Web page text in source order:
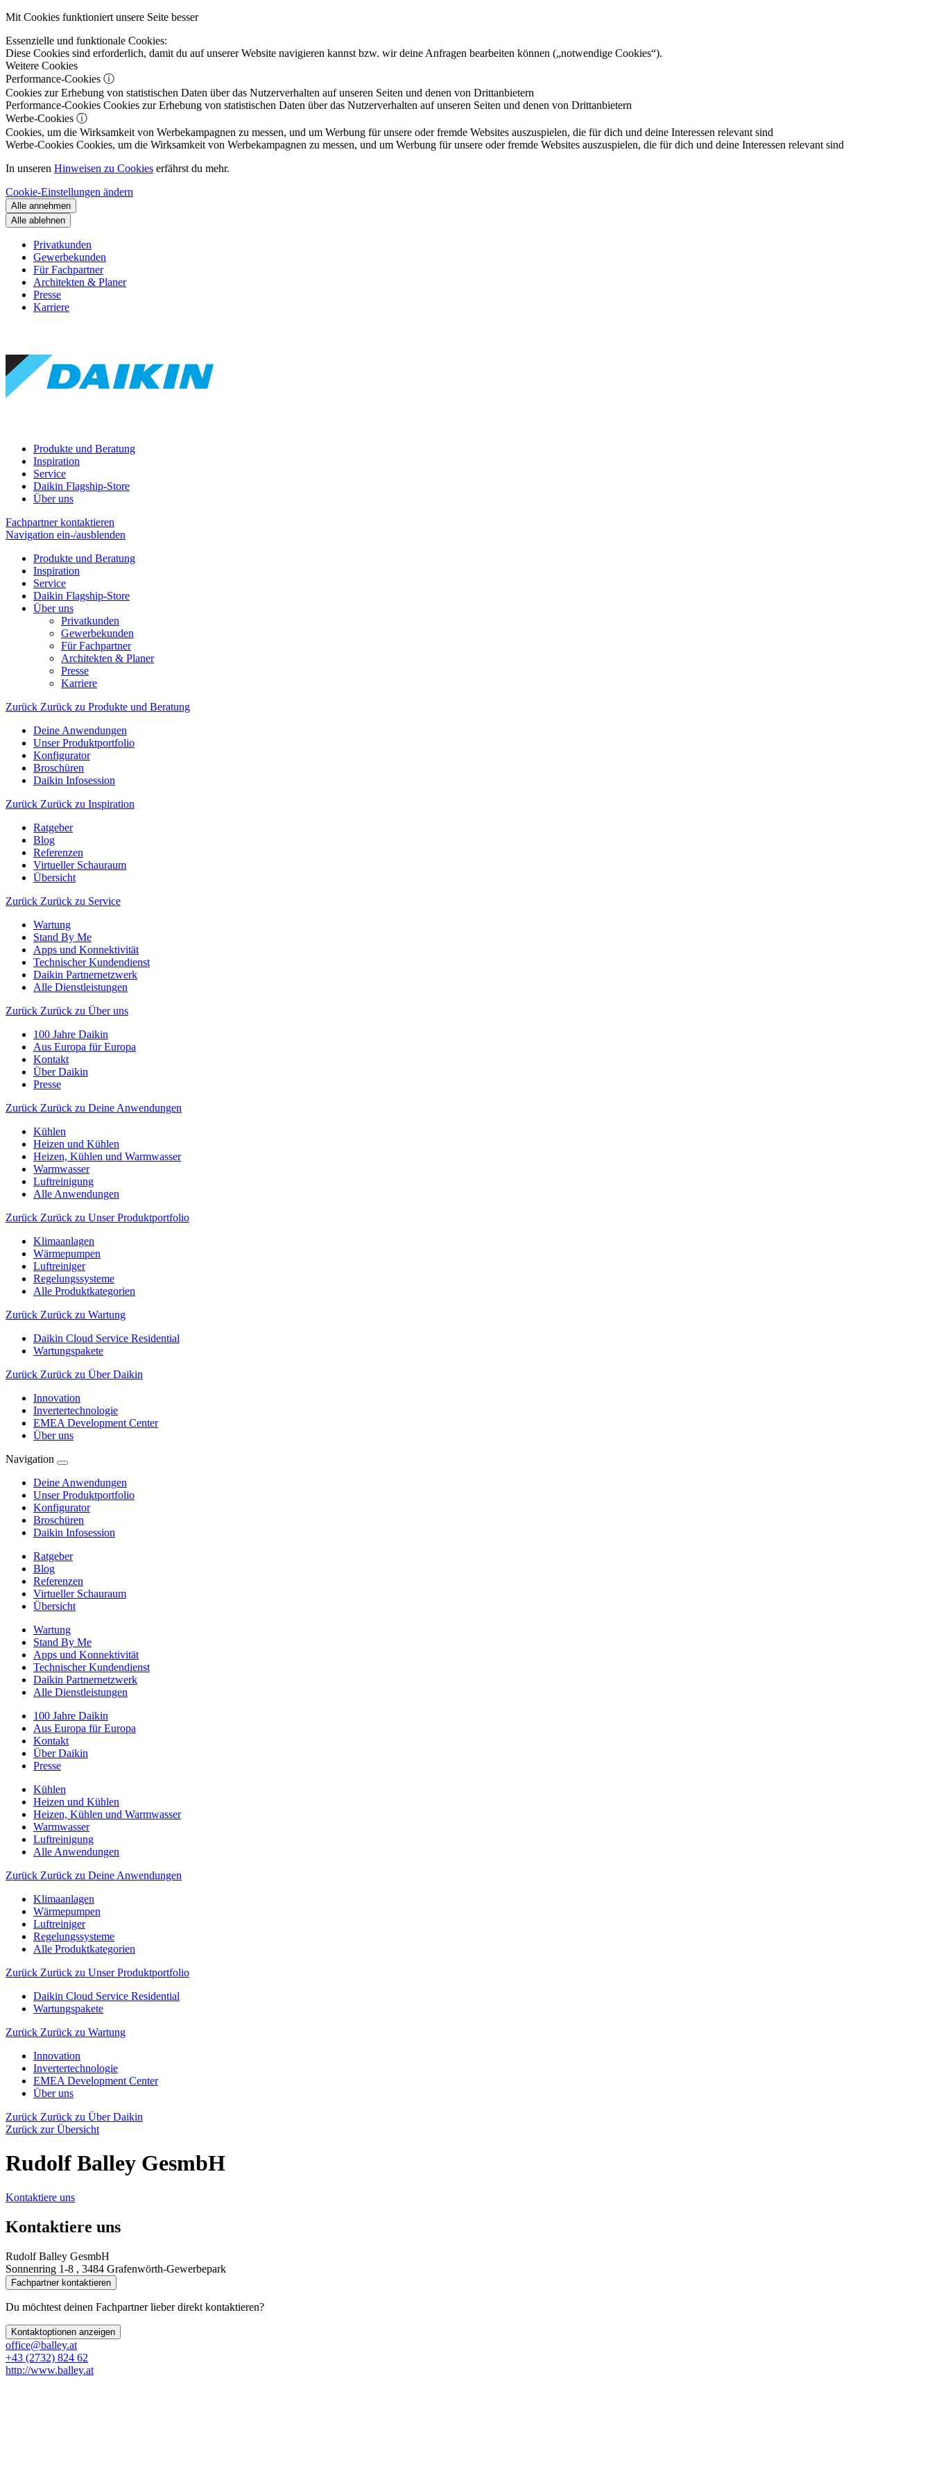
Mit Cookies funktioniert unsere Seite besser
Essenzielle und funktionale Cookies:
Diese Cookies sind erforderlich, damit du auf unserer Website navigieren kannst bzw. wir deine Anfragen bearbeiten können („notwendige Cookies“).
Weitere Cookies
Performance-Cookies ⓘ
Cookies zur Erhebung von statistischen Daten über das Nutzerverhalten auf unseren Seiten und denen von Drittanbietern
Performance-Cookies Cookies zur Erhebung von statistischen Daten über das Nutzerverhalten auf unseren Seiten und denen von Drittanbietern
Werbe-Cookies ⓘ
Cookies, um die Wirksamkeit von Werbekampagnen zu messen, und um Werbung für unsere oder fremde Websites auszuspielen, die für dich und deine Interessen relevant sind
Werbe-Cookies Cookies, um die Wirksamkeit von Werbekampagnen zu messen, und um Werbung für unsere oder fremde Websites auszuspielen, die für dich und deine Interessen relevant sind
In unseren Hinweisen zu Cookies erfährst du mehr.
Cookie-Einstellungen ändern
Alle annehmen
Alle ablehnen
Privatkunden
Gewerbekunden
Für Fachpartner
Architekten & Planer
Presse
Karriere
Produkte und Beratung
Inspiration
Service
Daikin Flagship-Store
Über uns
Fachpartner kontaktieren
Navigation ein-/ausblenden
Produkte und Beratung
Inspiration
Service
Daikin Flagship-Store
Über uns
Privatkunden
Gewerbekunden
Für Fachpartner
Architekten & Planer
Presse
Karriere
Zurück Zurück zu Produkte und Beratung
Deine Anwendungen
Unser Produktportfolio
Konfigurator
Broschüren
Daikin Infosession
Zurück Zurück zu Inspiration
Ratgeber
Blog
Referenzen
Virtueller Schauraum
Übersicht
Zurück Zurück zu Service
Wartung
Stand By Me
Apps und Konnektivität
Technischer Kundendienst
Daikin Partnernetzwerk
Alle Dienstleistungen
Zurück Zurück zu Über uns
100 Jahre Daikin
Aus Europa für Europa
Kontakt
Über Daikin
Presse
Zurück Zurück zu Deine Anwendungen
Kühlen
Heizen und Kühlen
Heizen, Kühlen und Warmwasser
Warmwasser
Luftreinigung
Alle Anwendungen
Zurück Zurück zu Unser Produktportfolio
Klimaanlagen
Wärmepumpen
Luftreiniger
Regelungssysteme
Alle Produktkategorien
Zurück Zurück zu Wartung
Daikin Cloud Service Residential
Wartungspakete
Zurück Zurück zu Über Daikin
Innovation
Invertertechnologie
EMEA Development Center
Über uns
Navigation
Deine Anwendungen
Unser Produktportfolio
Konfigurator
Broschüren
Daikin Infosession
Ratgeber
Blog
Referenzen
Virtueller Schauraum
Übersicht
Wartung
Stand By Me
Apps und Konnektivität
Technischer Kundendienst
Daikin Partnernetzwerk
Alle Dienstleistungen
100 Jahre Daikin
Aus Europa für Europa
Kontakt
Über Daikin
Presse
Kühlen
Heizen und Kühlen
Heizen, Kühlen und Warmwasser
Warmwasser
Luftreinigung
Alle Anwendungen
Zurück Zurück zu Deine Anwendungen
Klimaanlagen
Wärmepumpen
Luftreiniger
Regelungssysteme
Alle Produktkategorien
Zurück Zurück zu Unser Produktportfolio
Daikin Cloud Service Residential
Wartungspakete
Zurück Zurück zu Wartung
Innovation
Invertertechnologie
EMEA Development Center
Über uns
Zurück Zurück zu Über Daikin
Zurück zur Übersicht
Rudolf Balley GesmbH
Kontaktiere uns
Kontaktiere uns
Rudolf Balley GesmbH
Sonnenring 1-8 , 3484 Grafenwörth-Gewerbepark
Fachpartner kontaktieren
Du möchtest deinen Fachpartner lieber direkt kontaktieren?
Kontaktoptionen anzeigen
office@balley.at
+43 (2732) 824 62
http://www.balley.at